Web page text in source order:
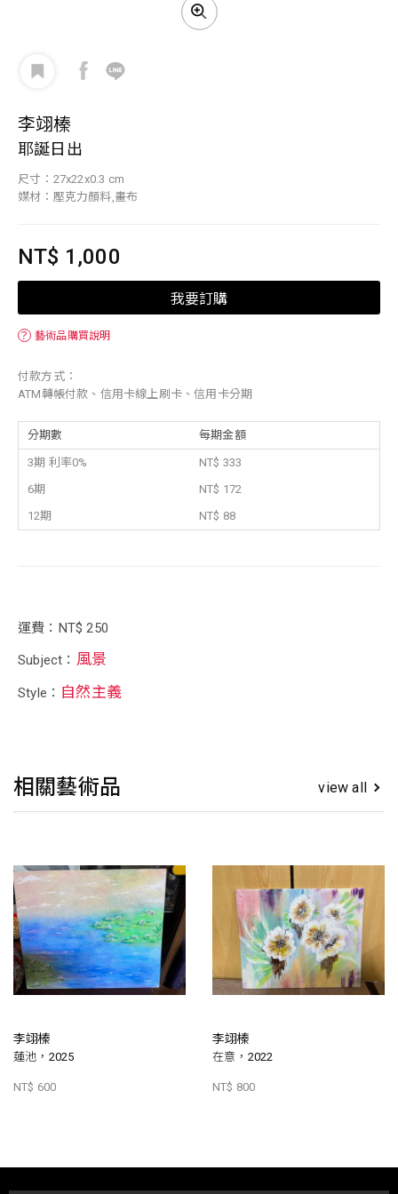
李翊榛
耶誕日出
尺寸：27x22x0.3 cm
媒材：壓克力顏料,畫布
NT$ 1,000
我要訂購
？ 藝術品購買說明
付款方式：
ATM轉帳付款、信用卡線上刷卡、信用卡分期
分期數 每期金額
3期 利率0%
NT$ 333
6期
NT$ 172
12期
NT$ 88
運費：NT$ 250
Subject： 風景
Style： 自然主義
相關藝術品 view all
李翊榛
蓮池，2025
NT$ 600
李翊榛
在意，2022
NT$ 800